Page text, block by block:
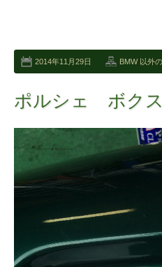
2014年11月29日 BMW 以外
ポルシェ ボク